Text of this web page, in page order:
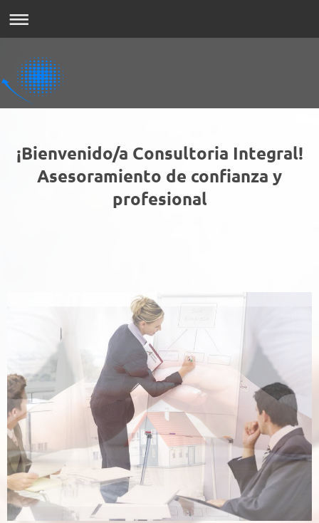
¡Bienvenido/a Consultoria Integral!
Asesoramiento de confianza y
profesional